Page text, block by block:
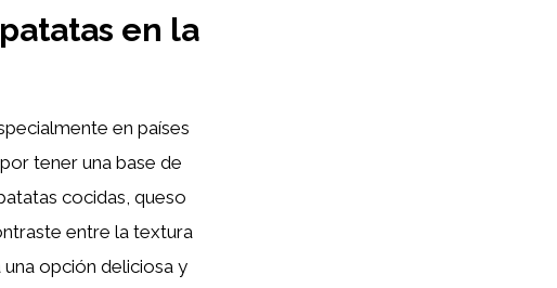
en la
en países
tener una base de
cocidas, queso
entre la textura
opción deliciosa y